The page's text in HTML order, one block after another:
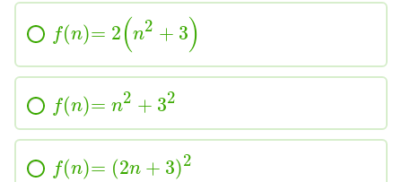
f(n)= 2(n2 + 3)
f(n)= n2 + 32
f(n)= (2n + 3)2